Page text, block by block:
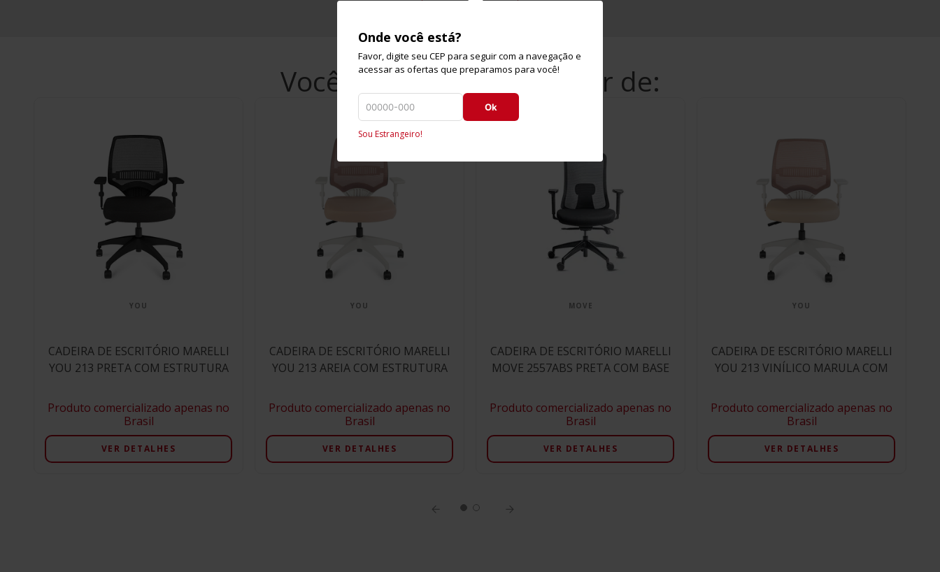
Onde você está?
Favor, digite seu CEP para seguir com a navegação e
acessar as ofertas que preparamos para você!
Ok
Sou Estrangeiro!
Você também pode gostar de:
YOU
CADEIRA DE ESCRITÓRIO MARELLI
YOU 213 PRETA COM ESTRUTURA
Produto comercializado apenas no
Brasil
VER DETALHES
YOU
CADEIRA DE ESCRITÓRIO MARELLI
YOU 213 AREIA COM ESTRUTURA
Produto comercializado apenas no
Brasil
VER DETALHES
MOVE
CADEIRA DE ESCRITÓRIO MARELLI
MOVE 2557ABS PRETA COM BASE
Produto comercializado apenas no
Brasil
VER DETALHES
YOU
CADEIRA DE ESCRITÓRIO MARELLI
YOU 213 VINÍLICO MARULA COM
Produto comercializado apenas no
Brasil
VER DETALHES